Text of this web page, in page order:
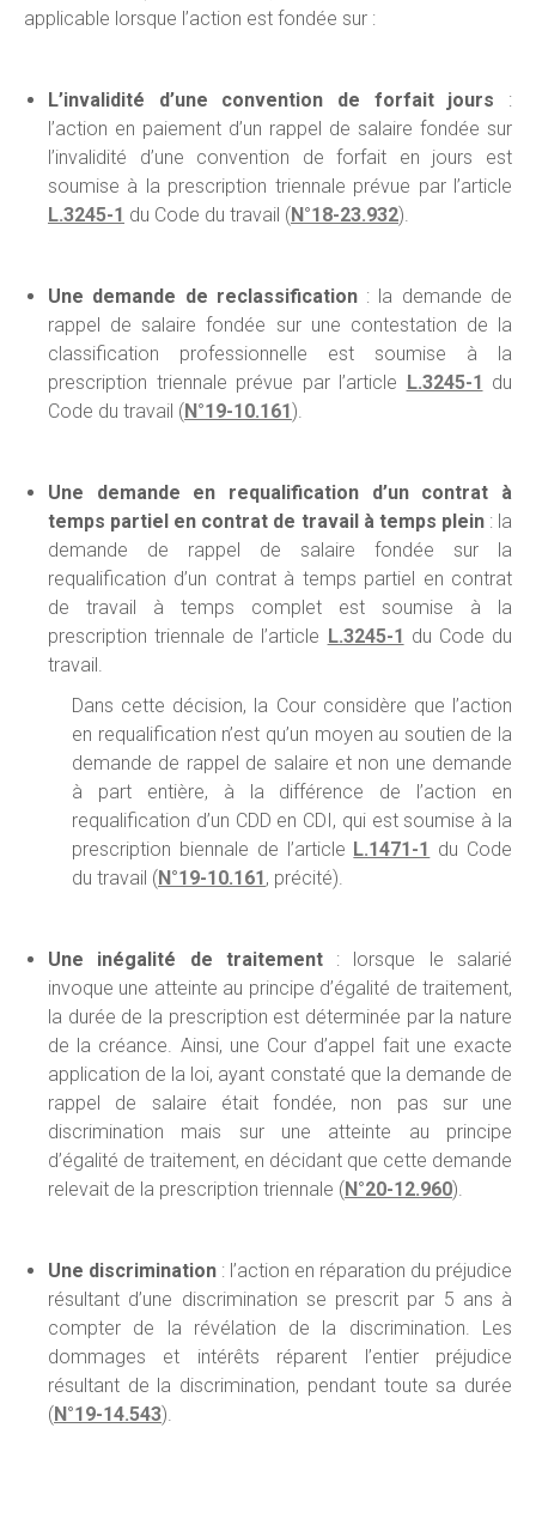
applicable lorsque l’action est fondée sur :
L’invalidité d’une convention de forfait jours :
l’action en paiement d’un rappel de salaire fondée sur
l’invalidité d’une convention de forfait en jours est
soumise à la prescription triennale prévue par l’article
L.3245-1 du Code du travail ( N°18-23.932).
Une demande de reclassification: la demande de
rappel de salaire fondée sur une contestation de la
classification professionnelle est soumise à la
prescription triennale prévue par l’article
L.3245-1 du
Code du travail ( N°19-10.161 ).
Une demande en requalification d’un contrat à
temps partiel en contrat de travail à temps plein: la
demande de rappel de salaire fondée sur la
requalification d’un contrat à temps partiel en contrat
de travail à temps complet est soumise à la
prescription triennale de l’article L.3245-1 du Code du
travail.
Dans cette décision, la Cour considère que l’action
en requalification n’est qu’un moyen au soutien de la
demande de rappel de salaire et non une demande
à part entière, à la différence de l’action en
requalification d’un CDD en CDI, qui est soumise à la
prescription biennale de l’article L.1471-1 du Code
du travail ( N°19-10.161 , précité).
Une inégalité de traitement: lorsque le salarié
invoque une atteinte au principe d’égalité de traitement,
la durée de la prescription est déterminée par la nature
de la créance. Ainsi, une Cour d’appel fait une exacte
application de la loi, ayant constaté que la demande de
rappel de salaire était fondée, non pas sur une
discrimination mais sur une atteinte au principe
d’égalité de traitement, en décidant que cette demande
relevait de la prescription triennale ( N°20-12.960).
Une discrimination : l’action en réparation du préjudice
résultant d’une discrimination se prescrit par 5 ans à
compter de la révélation de la discrimination. Les
dommages et intérêts réparent l’entier préjudice
résultant de la discrimination, pendant toute sa durée
( N°19-14.543).